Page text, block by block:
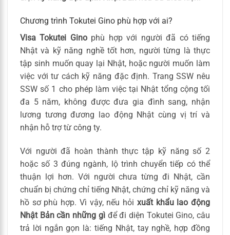
Chương trình Tokutei Gino phù hợp với ai?
Visa Tokutei Ginophù hợp với người đã có tiếng
Nhật và kỹ năng nghề tốt hơn, người từng là thực
tập sinh muốn quay lại Nhật, hoặc người muốn làm
việc với tư cách kỹ năng đặc định. Trang SSW nêu
SSW số 1 cho phép làm việc tại Nhật tổng cộng tối
đa 5 năm, không được đưa gia đình sang, nhận
lương tương đương lao động Nhật cùng vị trí và
nhận hỗ trợ từ công ty.
Với người đã hoàn thành thực tập kỹ năng số 2
hoặc số 3 đúng ngành, lộ trình chuyển tiếp có thể
thuận lợi hơn. Với người chưa từng đi Nhật, cần
chuẩn bị chứng chỉ tiếng Nhật, chứng chỉ kỹ năng và
hồ sơ phù hợp. Vì vậy, nếu hỏi xuất khẩu lao động
Nhật Bản cần những gìđể đi diện Tokutei Gino, câu
trả lời ngắn gọn là: tiếng Nhật, tay nghề, hợp đồng